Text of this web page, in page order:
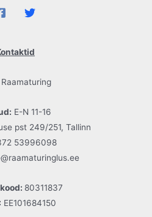
E-N 11-16
pst 249/251, Tallinn
53996098
80311837
EE101684150